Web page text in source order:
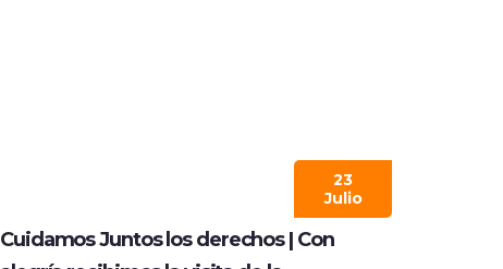
23
Julio
Cuidamos Juntos los derechos | Con